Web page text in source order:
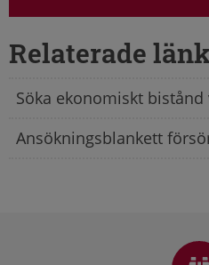
Relaterade
Söka ekonomiskt
Ansökningsblankett